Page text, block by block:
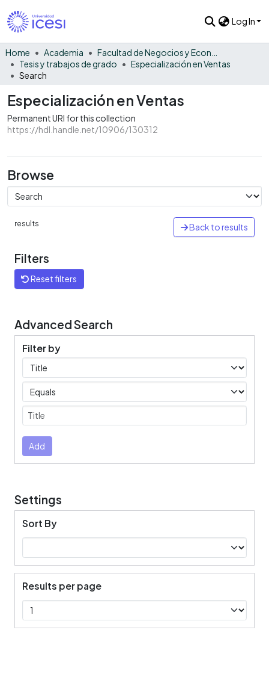
Log In
Home Academia
Tesis y trabajos de grado
Especialización en Ventas
Search
Especialización en Ventas
Permanent URI for this collection
https://hdl.handle.net/10906/130312
Browse
results Back to results
Filters
Reset filters
Advanced Search
Filter by
Filters
Operators
Submit
Add
Settings
Sort By
Results per page